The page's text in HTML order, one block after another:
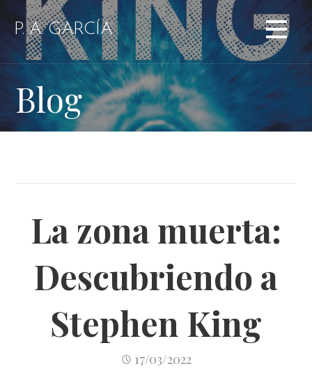
contenido
P. A. GARCÍA
Blog
La zona muerta:
Descubriendo a
Stephen King
17/03/2022